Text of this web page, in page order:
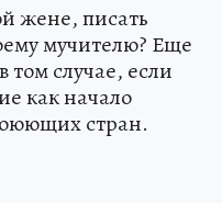
жене, писать
мучителю? Еще
том случае, если
как начало
стран.